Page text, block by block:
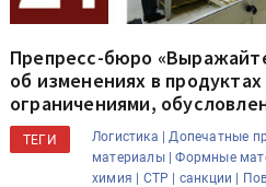
Препресс-бюро
об изменениях в продуктах
ограничениями,
ТЕГИ Логистика | Допечатные
материалы | Формные
химия | CTP | санкции |